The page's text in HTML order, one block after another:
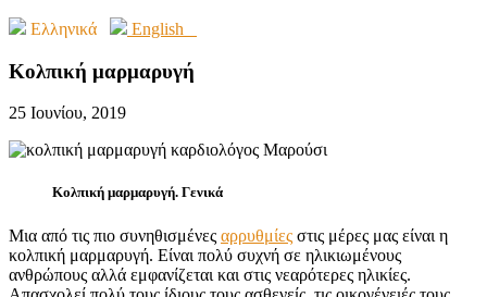
Ελληνικά English
Κολπική μαρμαρυγή
25 Ιουνίου, 2019
Κολπική μαρμαρυγή. Γενικά
Μια από τις πιο συνηθισμένες αρρυθμίες στις μέρες μας είναι η
κολπική μαρμαρυγή. Είναι πολύ συχνή σε ηλικιωμένους
ανθρώπους αλλά εμφανίζεται και στις νεαρότερες ηλικίες.